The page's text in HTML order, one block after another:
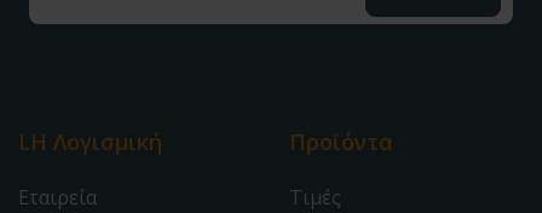
LH Λογισμική
Εταιρεία
Προϊόντα
Τιμές